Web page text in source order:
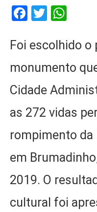
Facebook
Twitter
Foi escolhido o
monumento
Cidade
as 272 vidas
rompimento da
em
2019. O
cultural foi